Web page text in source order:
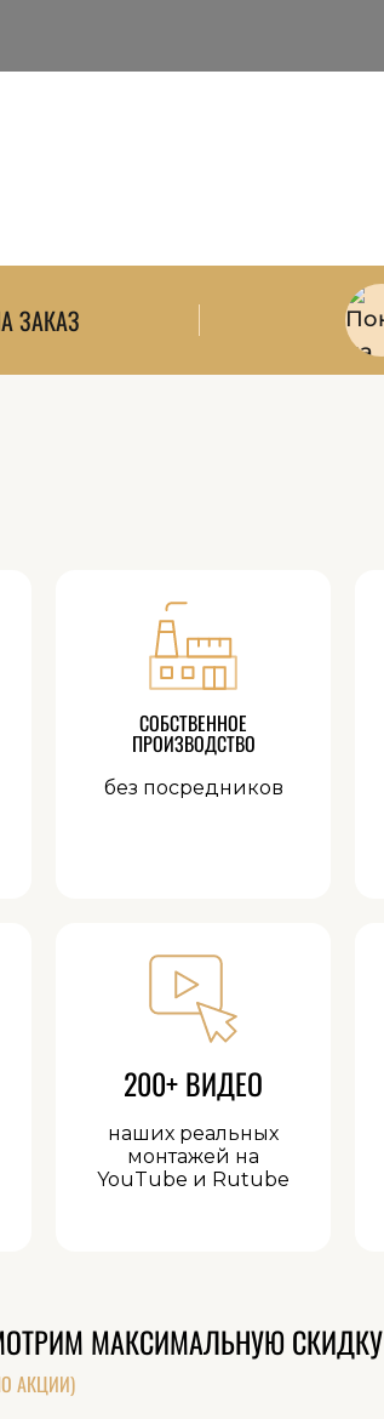
ЗАКАЗ
СОБСТВЕННОЕ
ПРОИЗВОДСТВО
без посредников
200+ ВИДЕО
наших реальных
монтажей на
YouTube и Rutube
МАКСИМАЛЬНУЮ СКИДКУ
АКЦИИ)